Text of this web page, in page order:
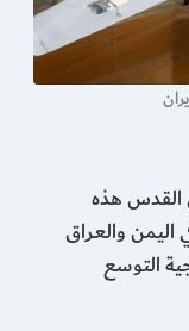
القدس هذه
اليمن والعراق
التوسع